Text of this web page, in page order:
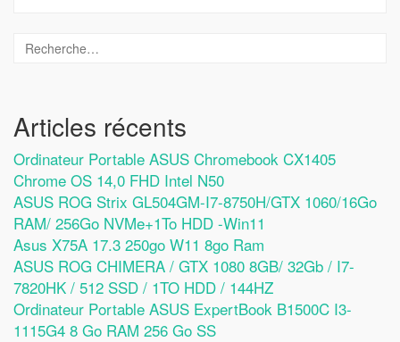
Articles récents
Ordinateur Portable ASUS Chromebook CX1405
Chrome OS 14,0 FHD Intel N50
ASUS ROG Strix GL504GM-I7-8750H/GTX 1060/16Go
RAM/ 256Go NVMe+1To HDD -Win11
Asus X75A 17.3 250go W11 8go Ram
ASUS ROG CHIMERA / GTX 1080 8GB/ 32Gb / I7-
7820HK / 512 SSD / 1TO HDD / 144HZ
Ordinateur Portable ASUS ExpertBook B1500C I3-
1115G4 8 Go RAM 256 Go SS